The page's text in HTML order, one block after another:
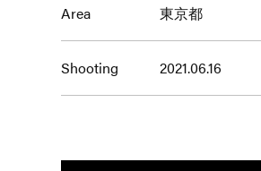
Area 東京都
Shooting 2021.06.16